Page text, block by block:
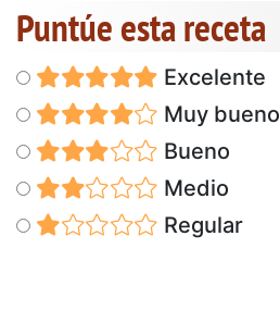
Puntúe esta receta
Excelente
Muy bueno
Bueno
Medio
Regular